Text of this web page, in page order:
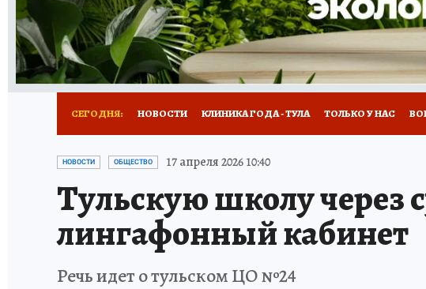
РАДИО КП РЕКЛАМА ТЕСТЫ НОВОЕ НА САЙТЕ
СЕГОДНЯ: НОВОСТИ КЛИНИКА ГОДА - ТУЛА ТОЛЬКО У НАС
ЗАПОВЕДНАЯ РОССИЯ ПРОИСШЕСТВИЯ
НОВОСТИ ОБЩЕСТВО 17 апреля 2026 10:40
Тульскую школу через
лингафонный кабинет
Речь идет о тульском ЦО №24